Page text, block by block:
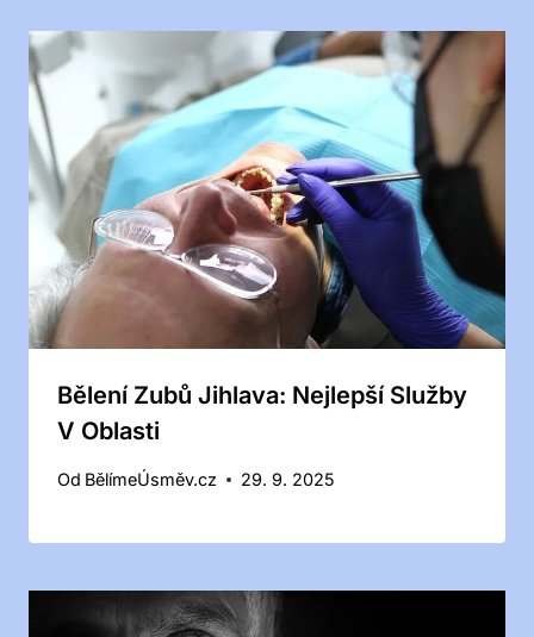
Bělení Zubů Jihlava: Nejlepší Služby
V Oblasti
Od BělímeÚsměv.cz 29. 9. 2025